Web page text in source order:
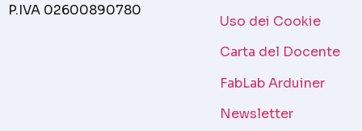
P.IVA 02600890780
Uso dei Cookie
Carta del Docente
FabLab Arduiner
Newsletter